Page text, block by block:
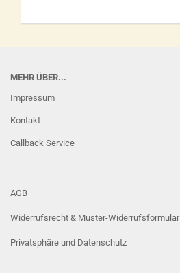
MEHR ÜBER...
Impressum
Kontakt
Callback Service
AGB
Widerrufsrecht & Muster-Widerrufsformular
Privatsphäre und Datenschutz